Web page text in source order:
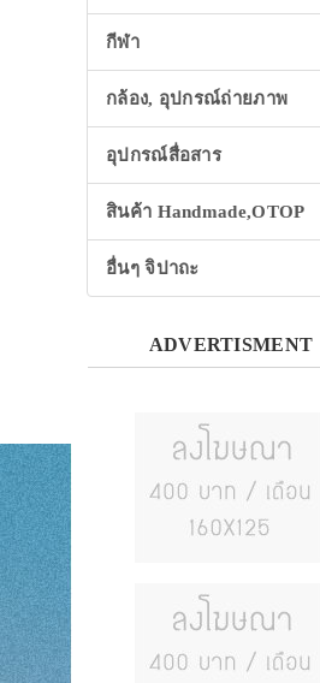
กีฬา
กล้อง, อุปกรณ์ถ่ายภาพ
อุปกรณ์สื่อสาร
สินค้า Handmade,OTOP
อื่นๆ จิปาถะ
ADVERTISMENT